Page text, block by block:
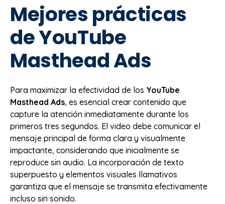
Mejores prácticas
de YouTube
Masthead Ads
Para maximizar la efectividad de los YouTube
Masthead Ads, es esencial crear contenido que
capture la atención inmediatamente durante los
primeros tres segundos. El video debe comunicar el
mensaje principal de forma clara y visualmente
impactante, considerando que inicialmente se
reproduce sin audio. La incorporación de texto
superpuesto y elementos visuales llamativos
garantiza que el mensaje se transmita efectivamente
incluso sin sonido.